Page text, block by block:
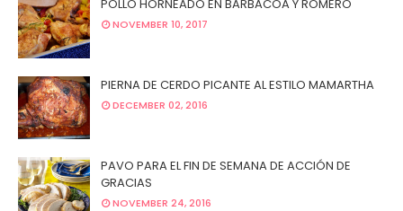
POLLO HORNEADO EN BARBACOA Y ROMERO
NOVEMBER 10, 2017
PIERNA DE CERDO PICANTE AL ESTILO MAMARTHA
DECEMBER 02, 2016
PAVO PARA EL FIN DE SEMANA DE ACCIÓN DE
GRACIAS
NOVEMBER 24, 2016